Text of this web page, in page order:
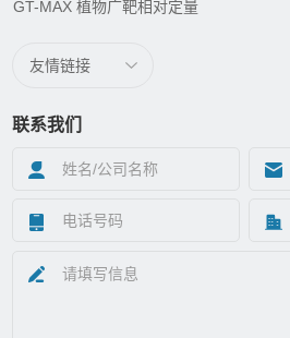
GT-MAX 植物广靶相对定量
友情链接
联系我们